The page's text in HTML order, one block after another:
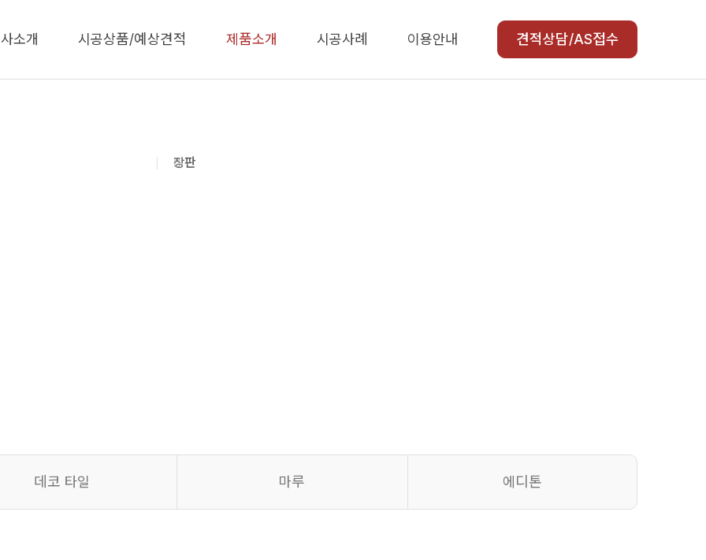
소개 시공상품/예상견적 제품소개 시공사례 이용안내 견적상담/AS접수
장판
데코 타일 마루 에디톤